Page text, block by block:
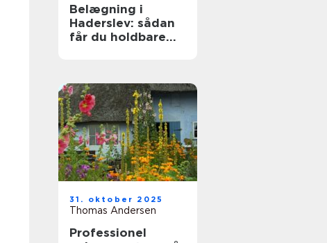
Belægning i
Haderslev: sådan
får du holdbare
31. oktober 2025
Thomas Andersen
Professionel